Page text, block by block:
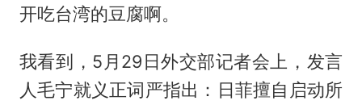
开吃台湾的豆腐啊。
我看到，5月29日外交部记者会上，发言
人毛宁就义正词严指出：日菲擅自启动所